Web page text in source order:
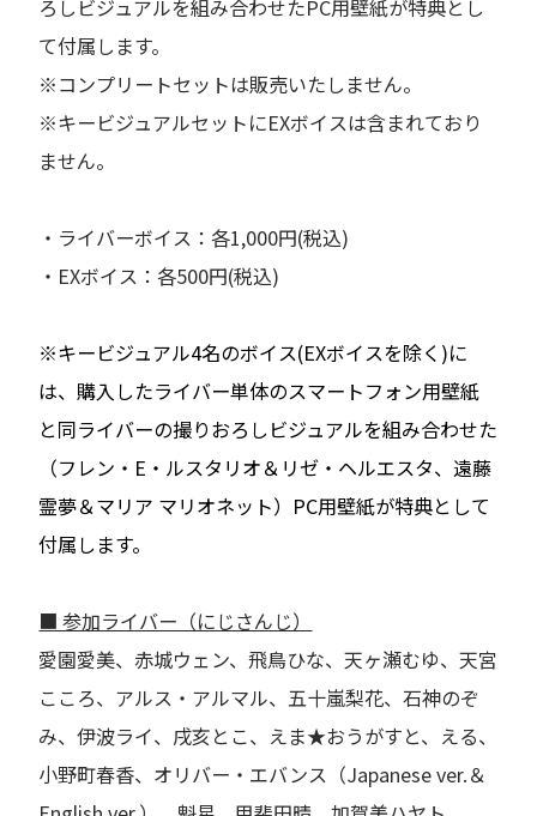
ろしビジュアルを組み合わせたPC用壁紙が特典とし
て付属します。
※コンプリートセットは販売いたしません。
※キービジュアルセットにEXボイスは含まれており
ません。
・ライバーボイス：各1,000円(税込)
・EXボイス：各500円(税込)
※キービジュアル4名のボイス(EXボイスを除く)に
は、購入したライバー単体のスマートフォン用壁紙
と同ライバーの撮りおろしビジュアルを組み合わせた
（フレン・E・ルスタリオ＆リゼ・ヘルエスタ、遠藤
霊夢＆マリア マリオネット）PC用壁紙が特典として
付属します。
■ 参加ライバー（にじさんじ）
愛園愛美、赤城ウェン、飛鳥ひな、天ヶ瀬むゆ、天宮
こころ、アルス・アルマル、五十嵐梨花、石神のぞ
み、伊波ライ、戌亥とこ、えま★おうがすと、える、
小野町春香、オリバー・エバンス（Japanese ver.＆